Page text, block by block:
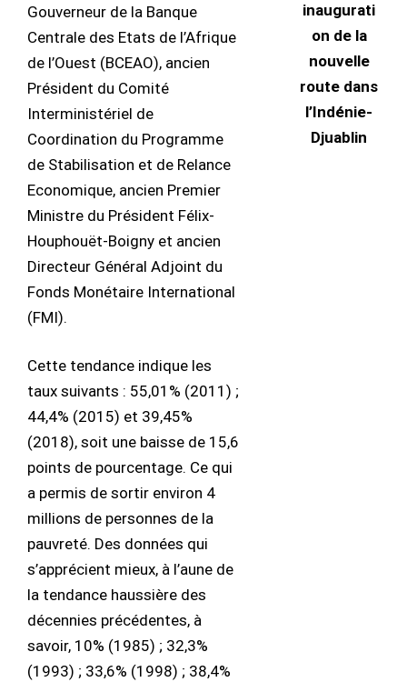
Gouverneur de la Banque
Centrale des Etats de l’Afrique
de l’Ouest (BCEAO), ancien
Président du Comité
Interministériel de
Coordination du Programme
de Stabilisation et de Relance
Economique, ancien Premier
Ministre du Président Félix-
Houphouët-Boigny et ancien
Directeur Général Adjoint du
Fonds Monétaire International
(FMI).
Cette tendance indique les
taux suivants : 55,01% (2011) ;
44,4% (2015) et 39,45%
(2018), soit une baisse de 15,6
points de pourcentage. Ce qui
a permis de sortir environ 4
millions de personnes de la
pauvreté. Des données qui
s’apprécient mieux, à l’aune de
la tendance haussière des
décennies précédentes, à
savoir, 10% (1985) ; 32,3%
(1993) ; 33,6% (1998) ; 38,4%
inaugurati
on de la
nouvelle
route dans
l’Indénie-
Djuablin